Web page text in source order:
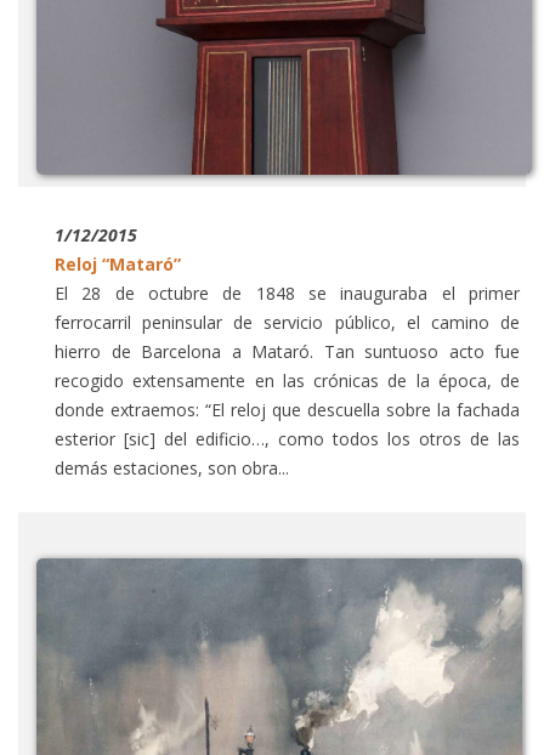
1/12/2015
Reloj “Mataró”
El 28 de octubre de 1848 se inauguraba el primer
ferrocarril peninsular de servicio público, el camino de
hierro de Barcelona a Mataró. Tan suntuoso acto fue
recogido extensamente en las crónicas de la época, de
donde extraemos: “El reloj que descuella sobre la fachada
esterior [sic] del edificio…, como todos los otros de las
demás estaciones, son obra...